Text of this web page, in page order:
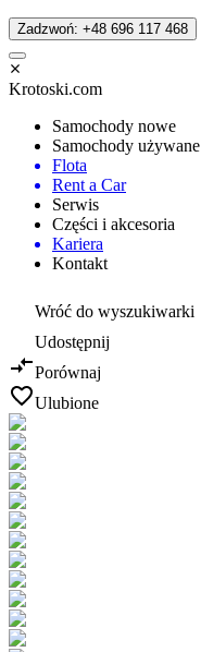
Zadzwoń: +48 696 117 468
Krotoski.com
Samochody nowe
Samochody używane
Flota
Rent a Car
Serwis
Części i akcesoria
Kariera
Kontakt
Wróć do wyszukiwarki
Udostępnij
Porównaj
Ulubione